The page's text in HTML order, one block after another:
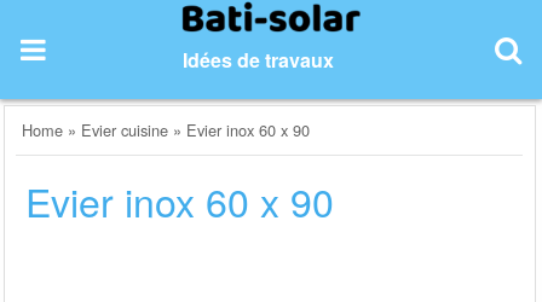
content
Idées de travaux
Home » Evier cuisine » Evier inox 60 x 90
Evier inox 60 x 90